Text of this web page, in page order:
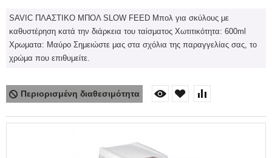
SAVIC ΠΛΑΣΤΙΚΟ ΜΠΟΛ SLOW FEED Μπολ για σκύλους με
καθυστέρηση κατά την διάρκεια του ταίσματος Χωτιτικότητα: 600ml
Χρωματα: Μαύρο Σημειώστε μας στα σχόλια της παραγγελίας σας, το
χρώμα που επιθυμείτε.
Περιορισμένη διαθεσιμότητα